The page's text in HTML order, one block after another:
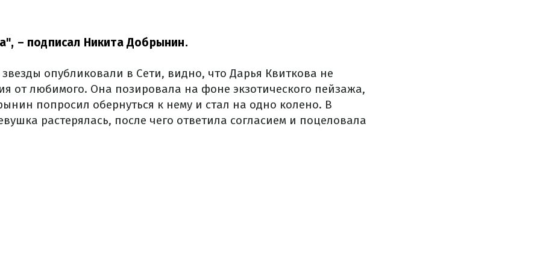
– подписал Никита Добрынин.
опубликовали в Сети, видно, что Дарья Квиткова не
от любимого. Она позировала на фоне экзотического пейзажа,
попросил обернуться к нему и стал на одно колено. В
растерялась, после чего ответила согласием и поцеловала